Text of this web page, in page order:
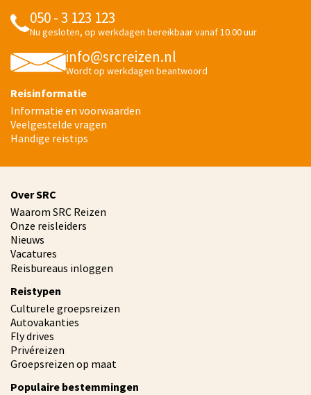
050 - 3 123 123
Nu gesloten, op werkdagen bereikbaar vanaf 10.00 uur
info@srcreizen.nl
Wordt op werkdagen beantwoord
Reisinformatie
Informatie en voorwaarden
Veelgestelde vragen
Handige reistips
Over SRC
Waarom SRC Reizen
Onze reisleiders
Nieuws
Vacatures
Reisbureaus inloggen
Reistypen
Culturele groepsreizen
Autovakanties
Fly drives
Privéreizen
Groepsreizen op maat
Populaire bestemmingen